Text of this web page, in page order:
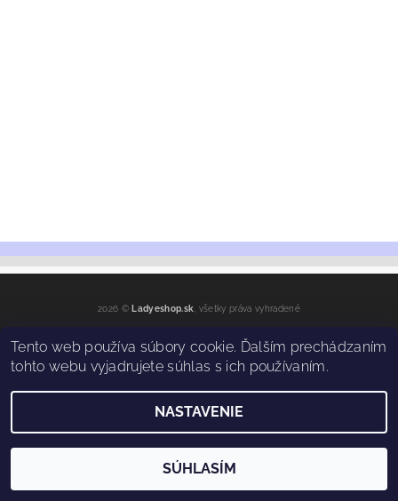
2026 © Ladyeshop.sk , všetky práva vyhradené
Vytvoril Shoptet
Tento web používa súbory cookie. Ďalším prechádzaním
tohto webu vyjadrujete súhlas s ich používaním.
NASTAVENIE
SÚHLASÍM